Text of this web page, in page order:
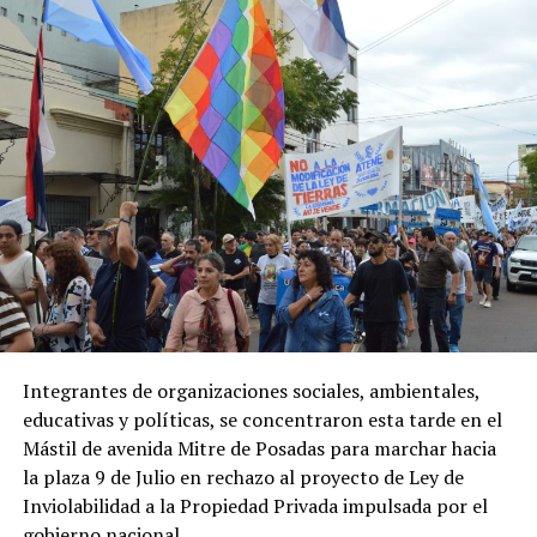
Sin embargo, el oficialismo fracasó en su propósito de
cambiar para la reforma de la Ley de Manejo del Fuego,
ya que había senadores dialoguistas que rechazaban esta
propuesta.
Los radicalesMaximiliano AbadyDaniel
Kroneberger, además deTerenzi,Royón, Alejandra
Vigo
, los santacruceñosCarambiayGadano, la
tucumana Beatriz Olivaydos representantes
misioneros, rechazaron los cambios a la ley promovida
porMáximo Kirchner.
Laleyvigente, impulsada en 2020, prohíbe modificar
afectados por incendios y durante30 añosen el caso de
tierras agropecuarias. El Gobierno busca flexibilizar ese
régimen al considerar que castiga a los propietarios de
los inmuebles incendiados.
Integrantes de organizaciones sociales, ambientales,
educativas y políticas, se concentraron esta tarde en el
Mástil de avenida Mitre de Posadas para marchar hacia
la plaza 9 de Julio en rechazo al proyecto de Ley de
Inviolabilidad a la Propiedad Privada impulsada por el